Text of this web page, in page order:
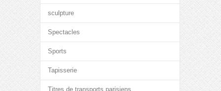
sculpture
Spectacles
Sports
Tapisserie
Titres de transports parisiens